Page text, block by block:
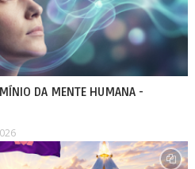
DA MENTE HUMANA -